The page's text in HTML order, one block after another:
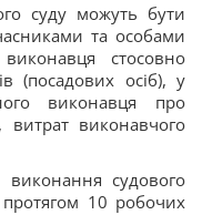
суду можуть бути
та особами
стосовно
(посадових осіб), у
виконавця про
витрат виконавчого
судового
10 робочих